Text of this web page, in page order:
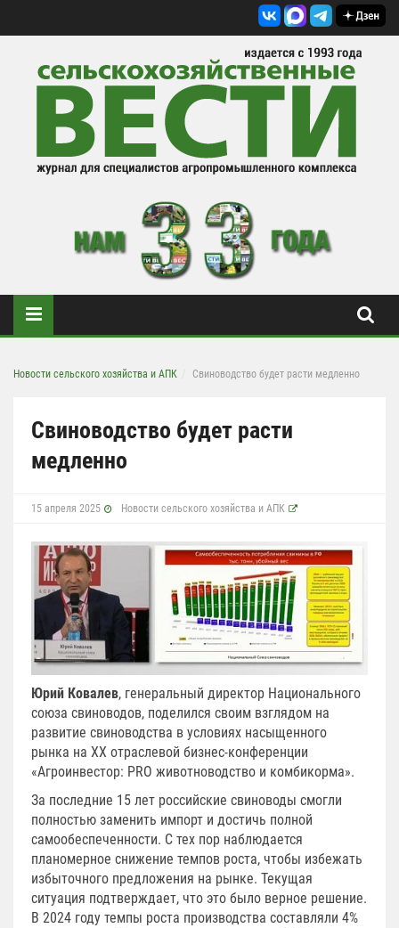
Новости сельского хозяйства и АПК Свиноводство будет расти медленно
Свиноводство будет расти
медленно
15 апреля 2025 Новости сельского хозяйства и АПК
Юрий Ковалев, генеральный директор Национального
союза свиноводов, поделился своим взглядом на
развитие свиноводства в условиях насыщенного
рынка на XX отраслевой бизнес-конференции
«Агроинвестор: PRO животноводство и комбикорма».
За последние 15 лет российские свиноводы смогли
полностью заменить импорт и достичь полной
самообеспеченности. С тех пор наблюдается
планомерное снижение темпов роста, чтобы избежать
избыточного предложения на рынке. Текущая
ситуация подтверждает, что это было верное решение.
В 2024 году темпы роста производства составляли 4%